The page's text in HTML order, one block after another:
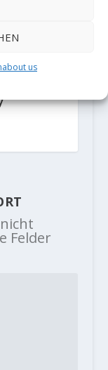
about us
Felder